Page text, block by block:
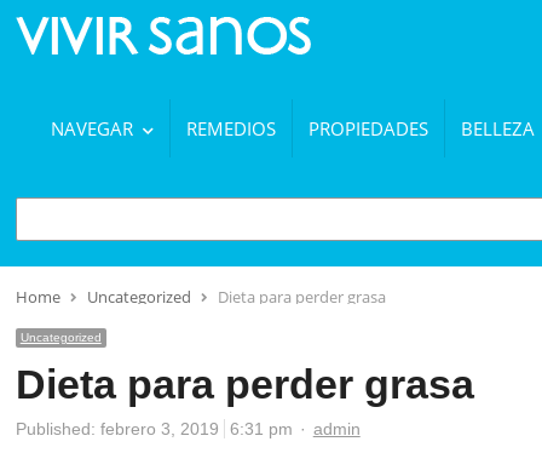
NAVEGAR REMEDIOS PROPIEDADES BELLEZA
BUSCAR
Home Uncategorized Dieta para perder grasa
Uncategorized
Dieta para perder grasa
Published: febrero 3, 2019 6:31 pm Author
admin